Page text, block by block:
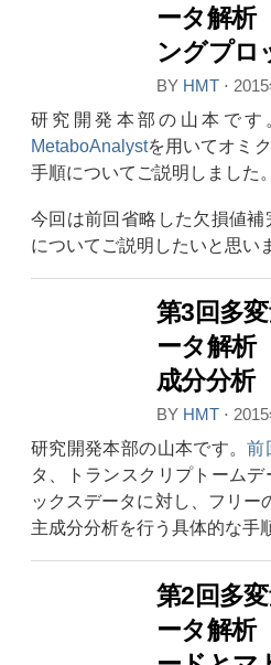
ータ解
ングプロ
BY HMT ⋅
研究開発本部の山本です
MetaboAnalystを用いてオミ
手順についてご説明しました
今回は前回省略した欠損値
についてご説明したいと思い
第3回多
ータ解
成分分析
BY HMT ⋅
研究開発本部の山本です。前
タ、トランスクリプトーム
ックスデータに対し、フリー
主成分分析を行う具体的な
第2回多
ータ解